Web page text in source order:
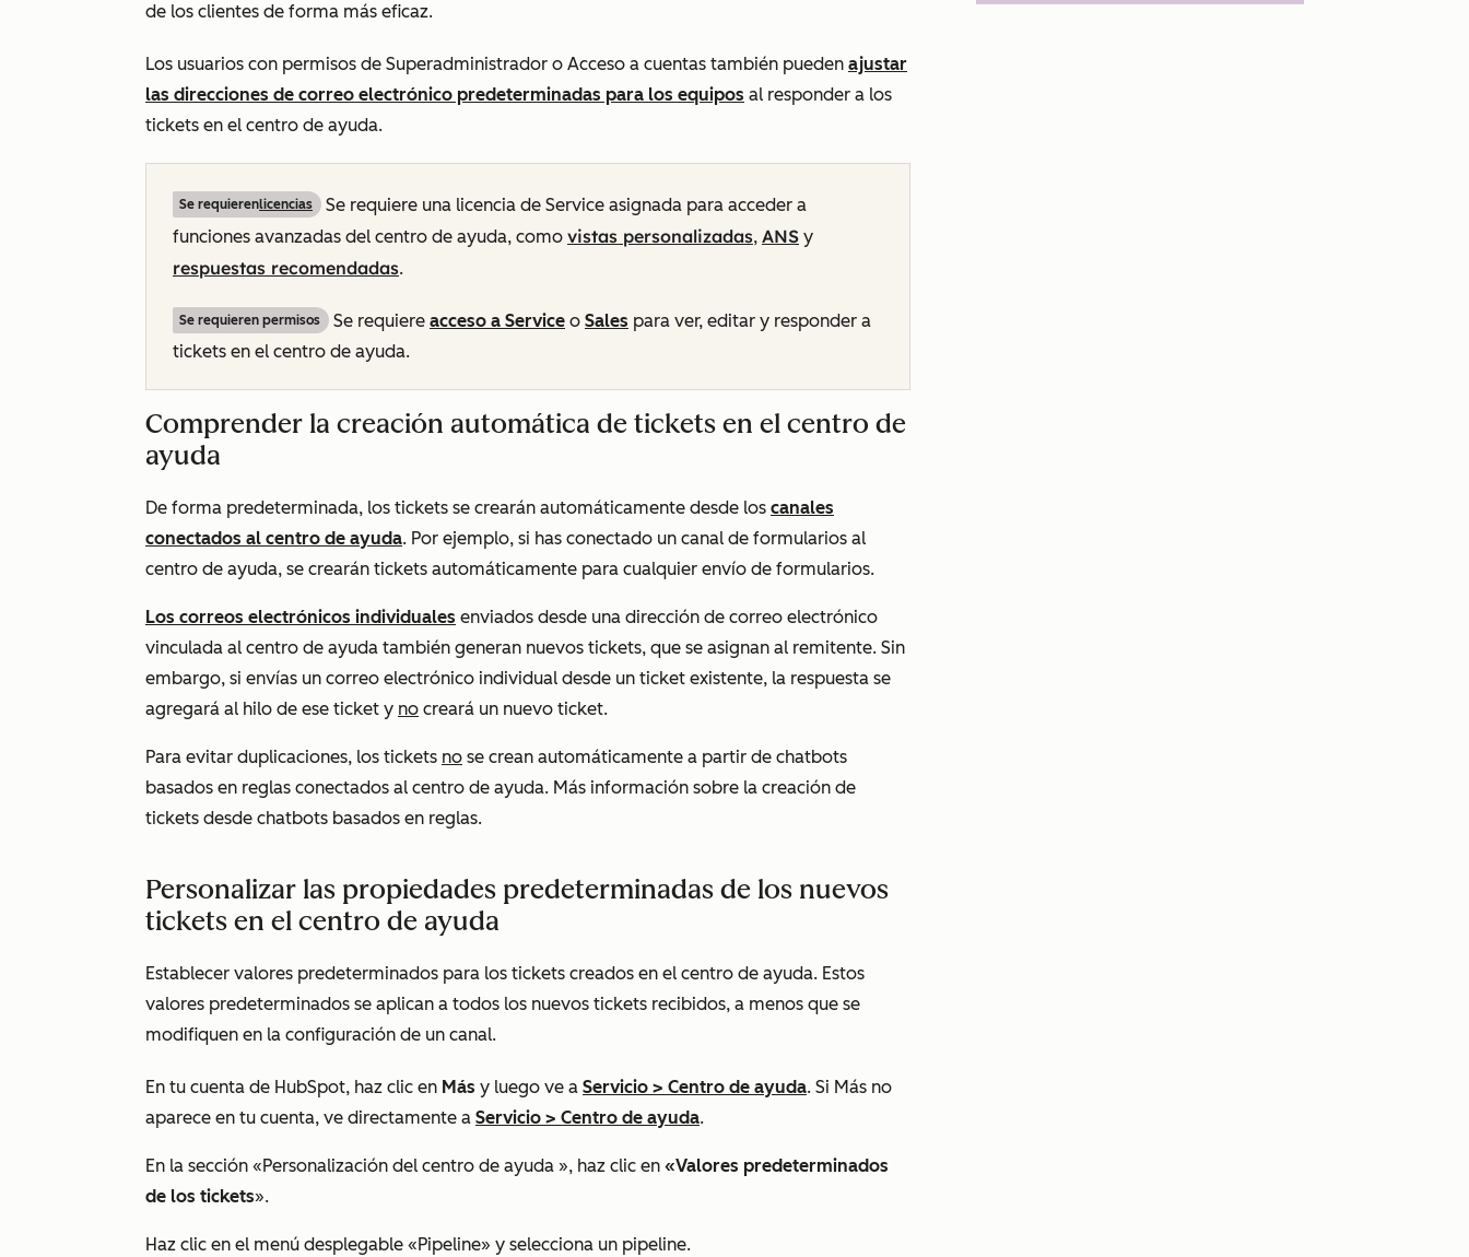
de los clientes de forma más eficaz.
Los usuarios con permisos de Superadministrador o Acceso a cuentas también pueden ajustar
las direcciones de correo electrónico predeterminadas para los equipos al responder a los
tickets en el centro de ayuda.
Se requierenlicencias
Se requiere una licencia de Service asignada para acceder a
funciones avanzadas del centro de ayuda, como vistas personalizadas, ANS y
respuestas recomendadas.
Se requieren permisos Se requiere acceso a Service o Sales para ver, editar y responder a
tickets en el centro de ayuda.
Comprender la creación automática de tickets en el centro de
ayuda
De forma predeterminada, los tickets se crearán automáticamente desde los canales
conectados al centro de ayuda. Por ejemplo, si has conectado un canal de formularios al
centro de ayuda, se crearán tickets automáticamente para cualquier envío de formularios.
Los correos electrónicos individuales enviados desde una dirección de correo electrónico
vinculada al centro de ayuda también generan nuevos tickets, que se asignan al remitente. Sin
embargo, si envías un correo electrónico individual desde un ticket existente, la respuesta se
agregará al hilo de ese ticket y no creará un nuevo ticket.
Para evitar duplicaciones, los tickets no se crean automáticamente a partir de chatbots
basados en reglas conectados al centro de ayuda. Más información sobre la creación de
tickets desde chatbots basados en reglas.
Personalizar las propiedades predeterminadas de los nuevos
tickets en el centro de ayuda
Establecer valores predeterminados para los tickets creados en el centro de ayuda. Estos
valores predeterminados se aplican a todos los nuevos tickets recibidos, a menos que se
modifiquen en la configuración de un canal.
En tu cuenta de HubSpot, haz clic en Más y luego ve a Servicio > Centro de ayuda. Si Más no
aparece en tu cuenta, ve directamente a Servicio > Centro de ayuda.
En la sección «Personalización del centro de ayuda », haz clic en «Valores predeterminados
de los tickets».
Haz clic en el menú desplegable «Pipeline» y selecciona un pipeline.